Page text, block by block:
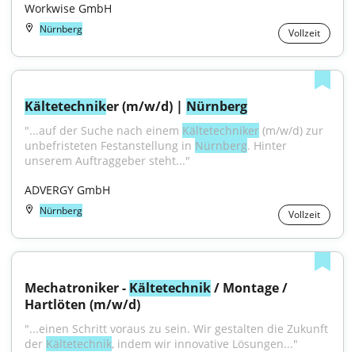
Workwise GmbH
Nürnberg Vollzeit
Kältetechniker (m/w/d) | Nürnberg
"...auf der Suche nach einem Kältetechniker (m/w/d) zur
unbefristeten Festanstellung in Nürnberg. Hinter
unserem Auftraggeber steht..."
ADVERGY GmbH
Nürnberg Vollzeit
Mechatroniker - Kältetechnik / Montage /
Hartlöten (m/w/d)
"...einen Schritt voraus zu sein. Wir gestalten die Zukunft
der Kältetechnik, indem wir innovative Lösungen..."